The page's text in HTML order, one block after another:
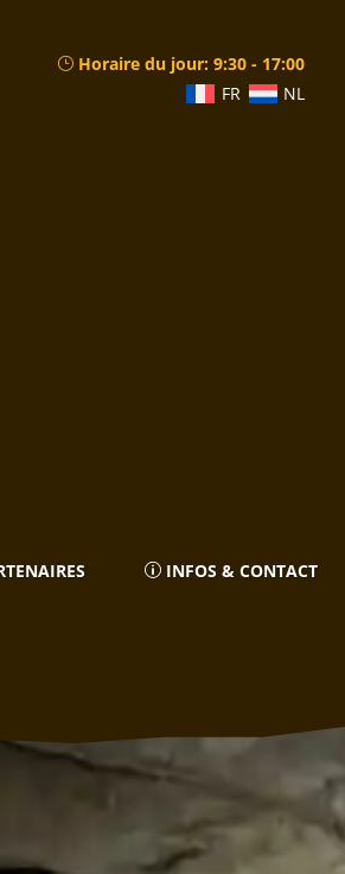
Horaire du jour:9:30 - 17:00
FR
NL
INFOS & CONTACT